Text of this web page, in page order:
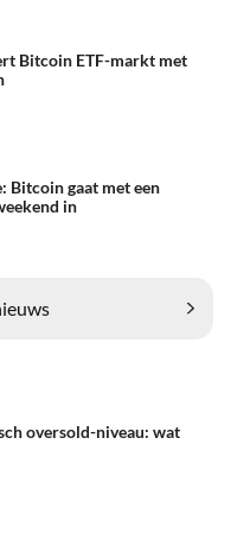
Bitcoin ETF-markt met
Bitcoin gaat met een
in
oversold-niveau: wat